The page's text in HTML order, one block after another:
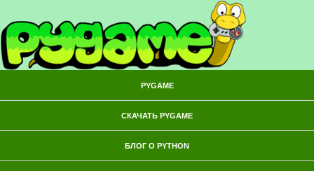
PYGAME
СКАЧАТЬ PYGAME
БЛОГ О PYTHON